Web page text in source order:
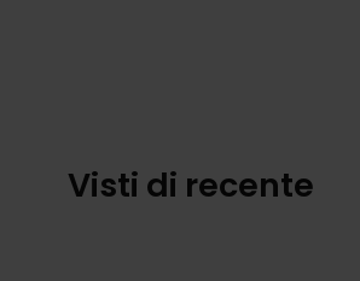
Visti di recente